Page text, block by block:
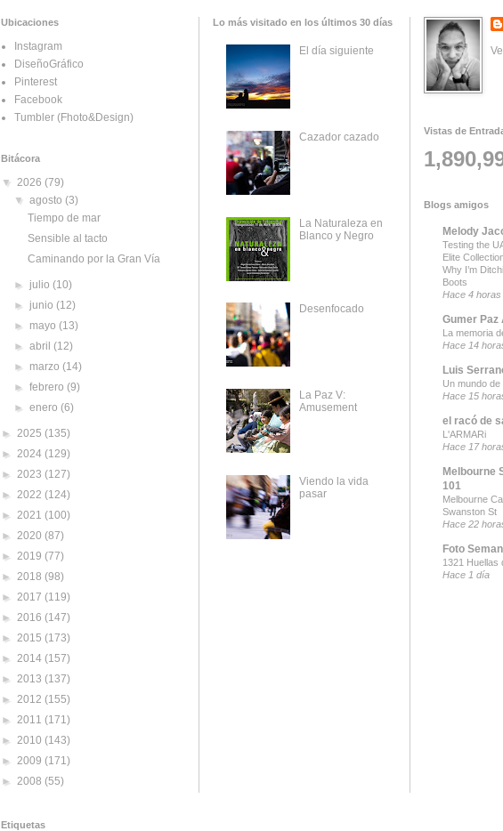
Ubicaciones
Instagram
DiseñoGráfico
Pinterest
Facebook
Tumbler (Fhoto&Design)
Bitácora
▼ 2026 (79)
▼agosto(3)
Tiempo de mar
Sensible al tacto
Caminando por la Gran Vía
► julio(10)
► junio(12)
► mayo(13)
►abril(12)
► marzo(14)
►febrero(9)
►enero(6)
► 2025 (135)
► 2024 (129)
► 2023 (127)
► 2022 (124)
► 2021 (100)
► 2020 (87)
► 2019 (77)
► 2018 (98)
► 2017 (119)
► 2016 (147)
► 2015 (173)
► 2014 (157)
► 2013 (137)
► 2012 (155)
► 2011 (171)
► 2010 (143)
► 2009 (171)
► 2008 (55)
Lo más visitado en los últimos 30 días
El día siguiente
Cazador cazado
La Naturaleza en
Blanco y Negro
Desenfocado
La Paz V:
Amusement
Viendo la vida
pasar
Vistas de
Blogs amigos
Melody
Testing the
Elite
Why I’m
Boots
Hace 4 horas
Gumer Paz
La memoria
Hace 14
Luis
Un mundo de
Hace 15
el racó de
L'ARMARi
Hace 17
Melbourne
101
Melbourne
Swanston St
Hace 22
Foto
1321 Huellas
Hace 1 día
Etiquetas